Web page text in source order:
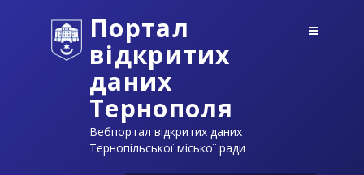
Портал
відкритих
даних
Тернополя
Вебпортал відкритих даних
Тернопільської міської ради